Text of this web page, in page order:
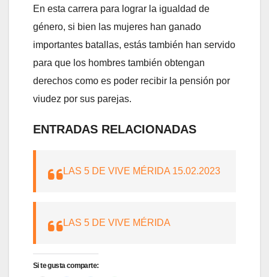
En esta carrera para lograr la igualdad de
género, si bien las mujeres han ganado
importantes batallas, estás también han servido
para que los hombres también obtengan
derechos como es poder recibir la pensión por
viudez por sus parejas.
ENTRADAS RELACIONADAS
LAS 5 DE VIVE MÉRIDA 15.02.2023
LAS 5 DE VIVE MÉRIDA
Si te gusta comparte: